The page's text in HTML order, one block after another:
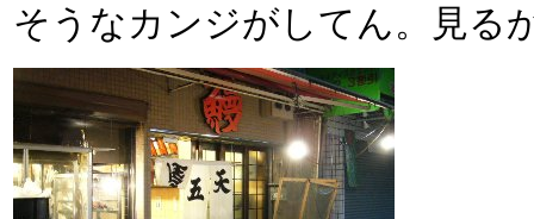
そうなカンジがしてん。見る